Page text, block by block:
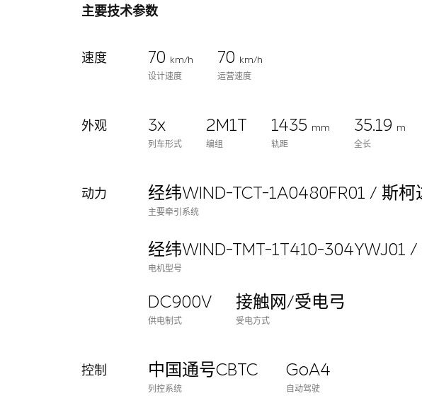
主要技术参数
速度 70 km/h
设计速度
70 km/h
运营速度
外观 3x
列车形式
2M1T
编组
1435 mm
轨距
35.19 m
全长
动力 经纬WIND-TCT-1A0480FR01 / 斯柯
主要牵引系统
经纬WIND-TMT-1T410-304YWJ01
电机型号
DC900V
供电制式
接触网/受电弓
受电方式
控制 中国通号CBTC
列控系统
GoA4
自动驾驶